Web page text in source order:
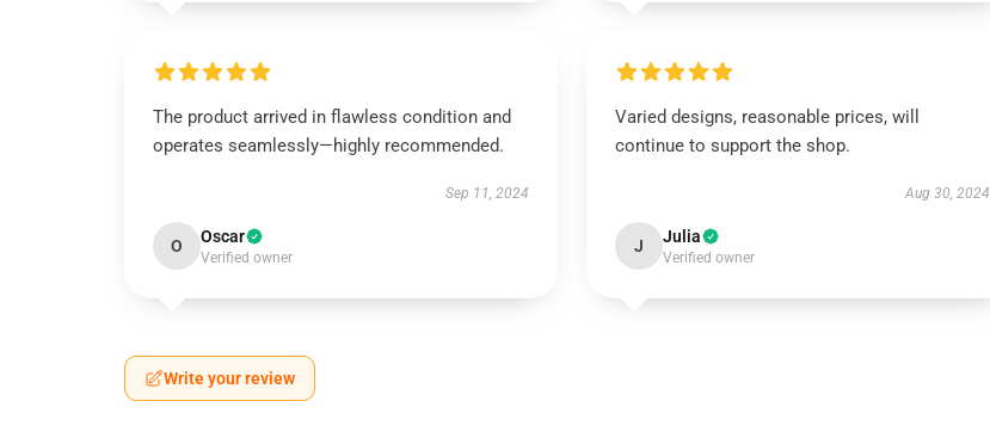
The product arrived in flawless condition and
operates seamlessly—highly recommended.
Sep 11, 2024
O Oscar
Verified owner
Varied designs, reasonable prices, will
continue to support the shop.
Aug 30, 2024
J Julia
Verified owner
Write your review